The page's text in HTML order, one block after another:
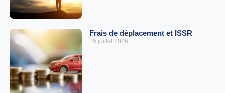
Frais de déplacement et ISSR
15 juillet 2026